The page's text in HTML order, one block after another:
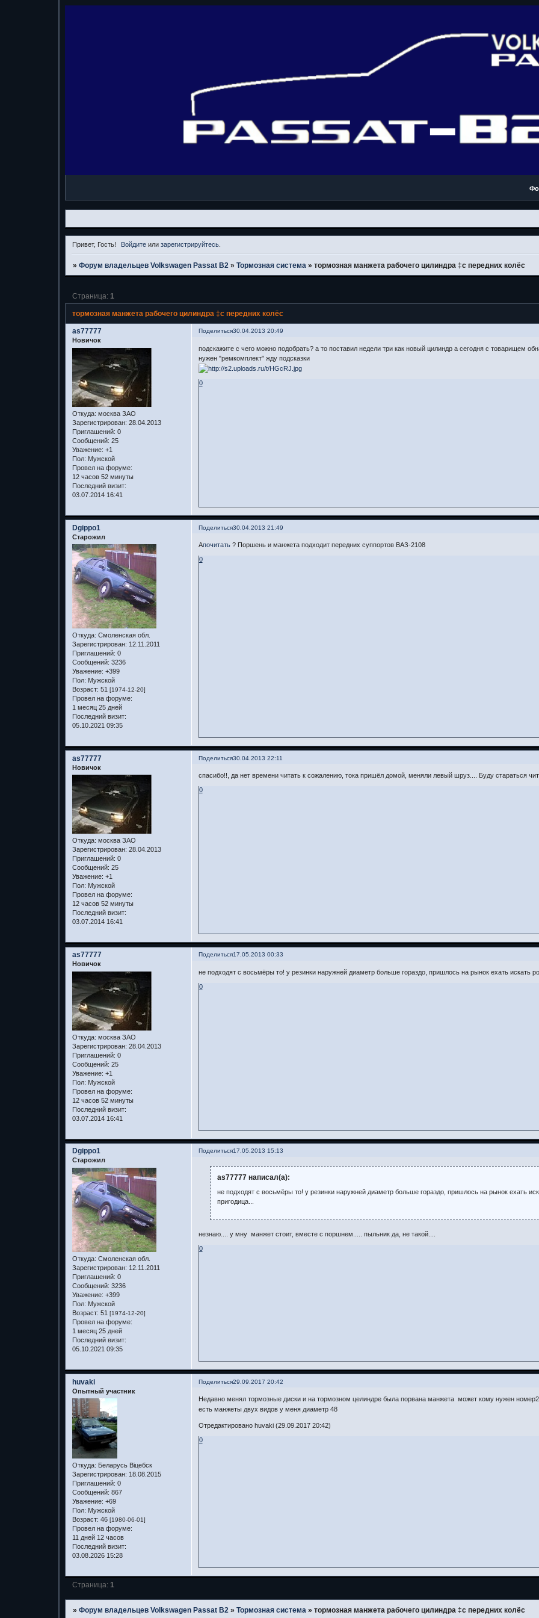
Привет, Гость! Войдите илизарегистрируйтесь.
» Форум владельцев Volkswagen Passat B2 » Тормозная система » тормозная манжета рабочего цилиндра ‡с передних колёс
тормозная манжета рабочего цилиндра ‡с передних колёс
Страница: 1
Поделиться30.04.2013 20:49
as77777
Новичок
Откуда: москва ЗАО
Зарегистрирован: 28.04.2013
Приглашений: 0
Сообщений: 25
Уважение: +1
Пол: Мужской
Провел на форуме:
12 часов 52 минуты
Последний визит:
03.07.2014 16:41
подскажите с чего можно подобрать? а то поставил недели три как новый цилиндр а сегодня с товарищем
нужен "ремкомплект" жду подсказки
0
Поделиться30.04.2013 21:49
Dgippo1
Старожил
Откуда: Смоленская обл.
Зарегистрирован: 12.11.2011
Приглашений: 0
Сообщений: 3236
Уважение: +399
Пол: Мужской
Возраст: 51 [1974-12-20]
Провел на форуме:
1 месяц 25 дней
Последний визит:
05.10.2021 09:35
Апочитать? Поршень и манжета подходит передних суппортов ВАЗ-2108
0
Поделиться30.04.2013 22:11
as77777
Новичок
Откуда: москва ЗАО
Зарегистрирован: 28.04.2013
Приглашений: 0
Сообщений: 25
Уважение: +1
Пол: Мужской
Провел на форуме:
12 часов 52 минуты
Последний визит:
03.07.2014 16:41
спасибо!!, да нет времени читать к сожалению, тока пришёл домой, меняли левый шруз.... Буду стараться
0
Поделиться17.05.2013 00:33
as77777
Новичок
Откуда: москва ЗАО
Зарегистрирован: 28.04.2013
Приглашений: 0
Сообщений: 25
Уважение: +1
Пол: Мужской
Провел на форуме:
12 часов 52 минуты
Последний визит:
03.07.2014 16:41
не подходят с восьмёры то! у резинки наружней диаметр больше гораздо, пришлось на рынок ехать искать
0
Поделиться17.05.2013 15:13
Dgippo1
Старожил
Откуда: Смоленская обл.
Зарегистрирован: 12.11.2011
Приглашений: 0
Сообщений: 3236
Уважение: +399
Пол: Мужской
Возраст: 51 [1974-12-20]
Провел на форуме:
1 месяц 25 дней
Последний визит:
05.10.2021 09:35
as77777 написал(а):
не подходят с восьмёры то! у резинки наружней диаметр больше гораздо, пришлось на рынок ехать
пригодица...
незнаю.... у мну манжет стоит, вместе с поршнем..... пыльник да, не такой....
0
Поделиться29.09.2017 20:42
huvaki
Опытный участник
Откуда: Беларусь Віцебск
Зарегистрирован: 18.08.2015
Приглашений: 0
Сообщений: 867
Уважение: +69
Пол: Мужской
Возраст: 46 [1980-06-01]
Провел на форуме:
11 дней 12 часов
Последний визит:
03.08.2026 15:28
Недавно менял тормозные диски и на тормозном целиндре была порвана манжета может кому нужен
есть манжеты двух видов у меня диаметр 48
Отредактировано huvaki (29.09.2017 20:42)
0
Страница: 1
» Форум владельцев Volkswagen Passat B2 » Тормозная система » тормозная манжета рабочего цилиндра ‡с передних колёс